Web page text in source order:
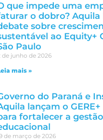
que impede uma
o dobro? Aquila
sobre
ao Equity+
Paulo
de junho de 2026
mais »
do Paraná e
lançam o GERE+
fortalecer a gestão
de março de 2026